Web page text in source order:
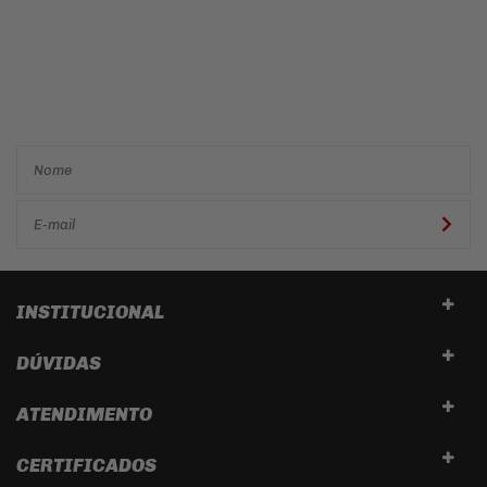
INSTITUCIONAL
DÚVIDAS
ATENDIMENTO
CERTIFICADOS